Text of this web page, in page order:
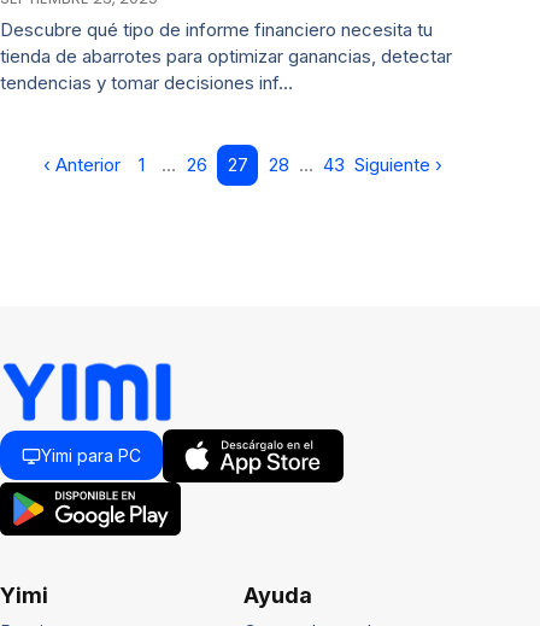
Descubre qué tipo de informe financiero necesita tu
tienda de abarrotes para optimizar ganancias, detectar
tendencias y tomar decisiones inf…
‹ Anterior 1 … 26 27 28 … 43 Siguiente ›
Yimi para PC
Yimi Ayuda